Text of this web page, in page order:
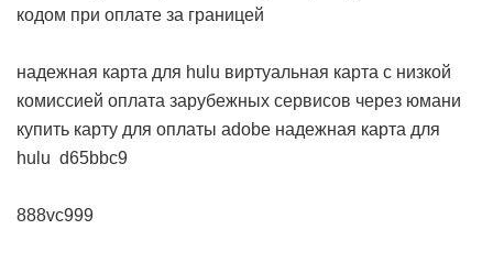
кодом при оплате за границей
надежная карта для hulu виртуальная карта с низкой
комиссией оплата зарубежных сервисов через юмани
купить карту для оплаты adobe надежная карта для
hulu d65bbc9
888vc999